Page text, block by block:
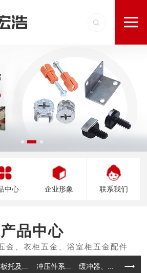
中心 企业形象 联系我们
产品中心
托及... 冲压件系... 缓冲器、... 拉手